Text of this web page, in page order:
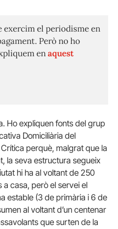
exercim el periodisme en
Però no ho
enaquest
Ho expliquen fonts del grup
Domiciliària del
perquè, malgrat que la
la seva estructura segueix
hi ha al voltant de 250
a casa, però el servei el
estable (3 de primària i 6 de
al voltant d’un centenar
que surten de la